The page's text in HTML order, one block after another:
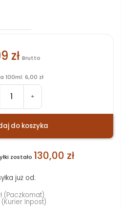
zł Brutto
100ml: 6,00 zł
+
do koszyka
zostało 130,00 zł
już od:
(Paczkomat)
(Kurier Inpost)